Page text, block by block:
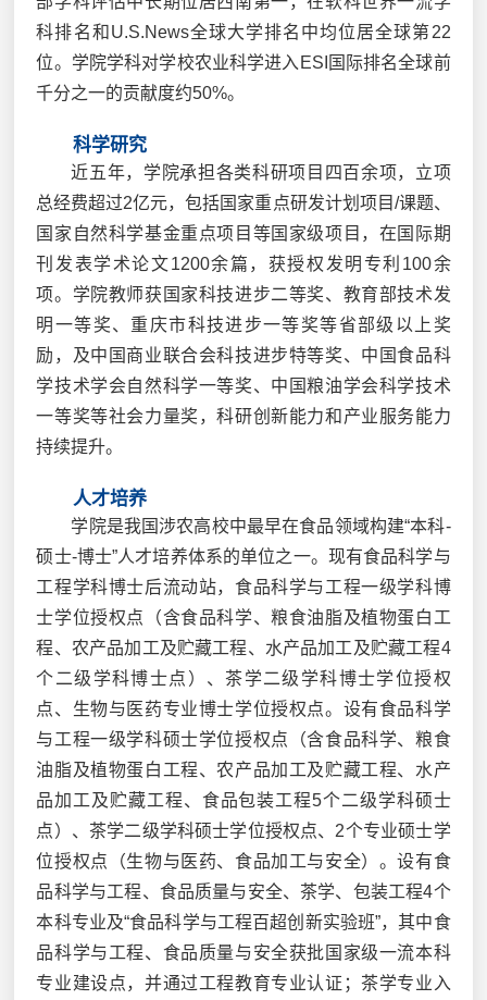
科排名和U.S.News全球大学排名中均位居全球第22
位。学院学科对学校农业科学进入ESI国际排名全球前
千分之一的贡献度约50%。
科学研究
近五年，学院承担各类科研项目四百余项，立项
总经费超过2亿元，包括国家重点研发计划项目/课题、
国家自然科学基金重点项目等国家级项目，在国际期
刊发表学术论文1200余篇，获授权发明专利100余
项。学院教师获国家科技进步二等奖、教育部技术发
明一等奖、重庆市科技进步一等奖等省部级以上奖
励，及中国商业联合会科技进步特等奖、中国食品科
学技术学会自然科学一等奖、中国粮油学会科学技术
一等奖等社会力量奖，科研创新能力和产业服务能力
持续提升。
人才培养
学院是我国涉农高校中最早在食品领域构建“本科-
硕士-博士”人才培养体系的单位之一。现有食品科学与
工程学科博士后流动站，食品科学与工程一级学科博
士学位授权点（含食品科学、粮食油脂及植物蛋白工
程、农产品加工及贮藏工程、水产品加工及贮藏工程4
个二级学科博士点）、茶学二级学科博士学位授权
点、生物与医药专业博士学位授权点。设有食品科学
与工程一级学科硕士学位授权点（含食品科学、粮食
油脂及植物蛋白工程、农产品加工及贮藏工程、水产
品加工及贮藏工程、食品包装工程5个二级学科硕士
点）、茶学二级学科硕士学位授权点、2个专业硕士学
位授权点（生物与医药、食品加工与安全）。设有食
品科学与工程、食品质量与安全、茶学、包装工程4个
本科专业及“食品科学与工程百超创新实验班”，其中食
品科学与工程、食品质量与安全获批国家级一流本科
专业建设点，并通过工程教育专业认证；茶学专业入